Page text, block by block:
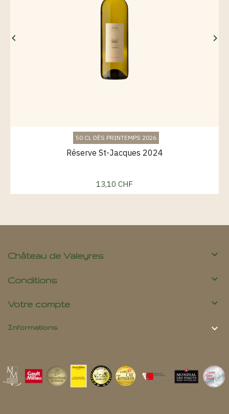
50 CL DÈS PRINTEMPS 2026
Réserve St-Jacques 2024
Prix
13,10 CHF
 
Château de Valeyres 
Conditions 
Votre compte 
Informations 